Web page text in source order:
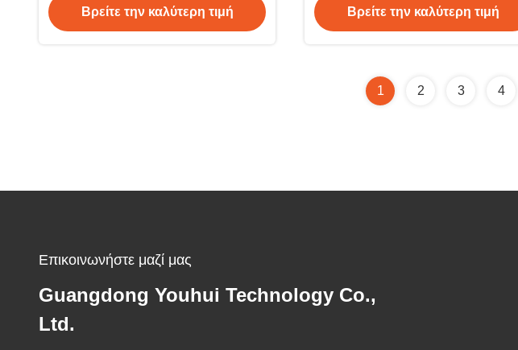
Βρείτε την καλύτερη τιμή
Βρείτε την καλύτερη τιμή
1 2 3 4
Επικοινωνήστε μαζί μας
Guangdong Youhui Technology Co.,
Ltd.